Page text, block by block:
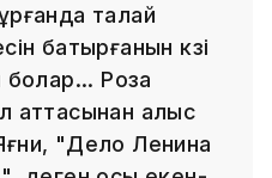
талай
батырғанын көзі
болар... Роза
аттасынан алыс
Яғни, "Дело Ленина